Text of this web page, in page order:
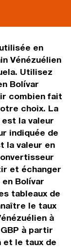
en
Vénézuélien
Utilisez
Bolívar
combien fait
choix. La
la valeur
indiquée de
la valeur en
et échanger
Bolívar
tableaux de
le taux
à
à partir
et le taux de